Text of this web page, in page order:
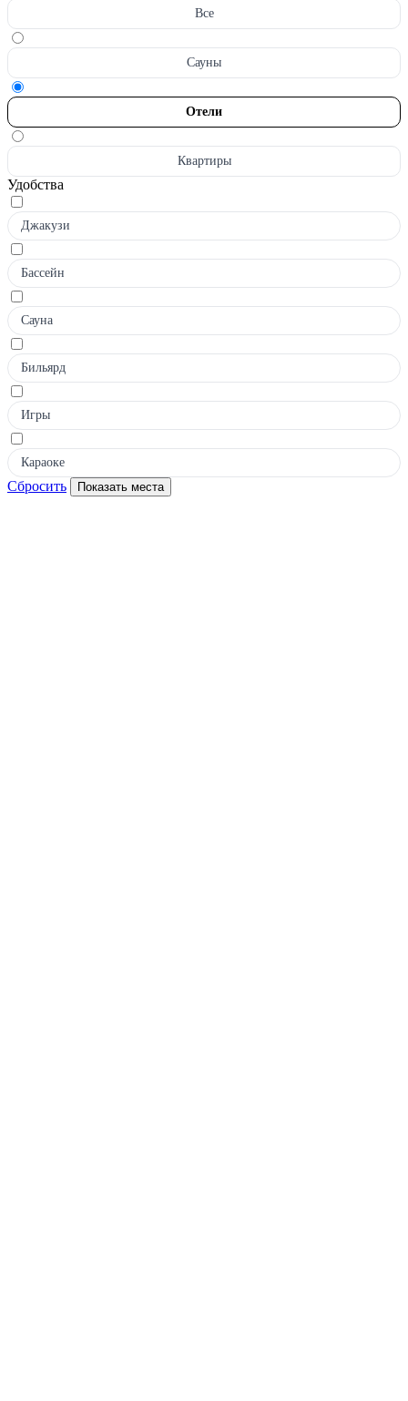
Все
Сауны
Отели
Квартиры
Удобства
Джакузи
Бассейн
Сауна
Бильярд
Игры
Караоке
Сбросить Показать места